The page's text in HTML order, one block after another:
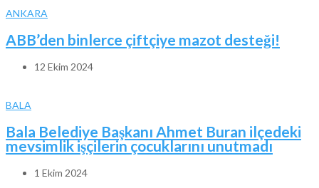
ANKARA
ABB’den binlerce çiftçiye mazot desteği!
12 Ekim 2024
BALA
Bala Belediye Başkanı Ahmet Buran ilçedeki
mevsimlik işçilerin çocuklarını unutmadı
1 Ekim 2024